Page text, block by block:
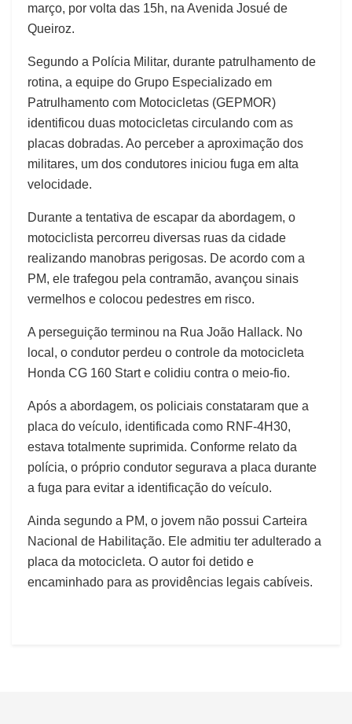
março, por volta das 15h, na Avenida Josué de
Queiroz.
Segundo a Polícia Militar, durante patrulhamento de
rotina, a equipe do Grupo Especializado em
Patrulhamento com Motocicletas (GEPMOR)
identificou duas motocicletas circulando com as
placas dobradas. Ao perceber a aproximação dos
militares, um dos condutores iniciou fuga em alta
velocidade.
Durante a tentativa de escapar da abordagem, o
motociclista percorreu diversas ruas da cidade
realizando manobras perigosas. De acordo com a
PM, ele trafegou pela contramão, avançou sinais
vermelhos e colocou pedestres em risco.
A perseguição terminou na Rua João Hallack. No
local, o condutor perdeu o controle da motocicleta
Honda CG 160 Start e colidiu contra o meio-fio.
Após a abordagem, os policiais constataram que a
placa do veículo, identificada como RNF-4H30,
estava totalmente suprimida. Conforme relato da
polícia, o próprio condutor segurava a placa durante
a fuga para evitar a identificação do veículo.
Ainda segundo a PM, o jovem não possui Carteira
Nacional de Habilitação. Ele admitiu ter adulterado a
placa da motocicleta. O autor foi detido e
encaminhado para as providências legais cabíveis.